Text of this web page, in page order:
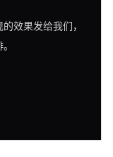
效果发给我们，